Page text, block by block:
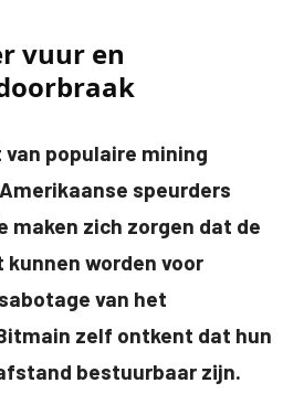
vuur en
populaire mining
speurders
maken zich zorgen dat de
worden voor
van het
zelf ontkent dat hun
bestuurbaar zijn.